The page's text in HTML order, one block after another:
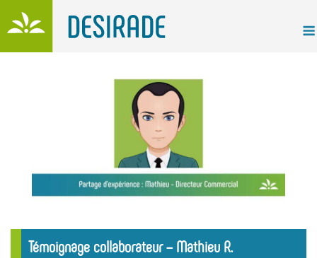
to
content
Témoignage collaborateur – Mathieu R.